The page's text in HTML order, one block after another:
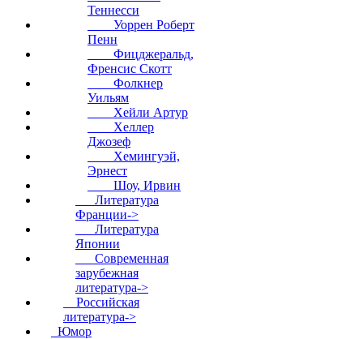
Теннесси
Уоррен Роберт
Пенн
Фицджеральд,
Френсис Скотт
Фолкнер
Уильям
Хейли Артур
Хеллер
Джозеф
Хемингуэй,
Эрнест
Шоу, Ирвин
Литература
Франции->
Литература
Японии
Современная
зарубежная
литература->
Российская
литература->
Юмор